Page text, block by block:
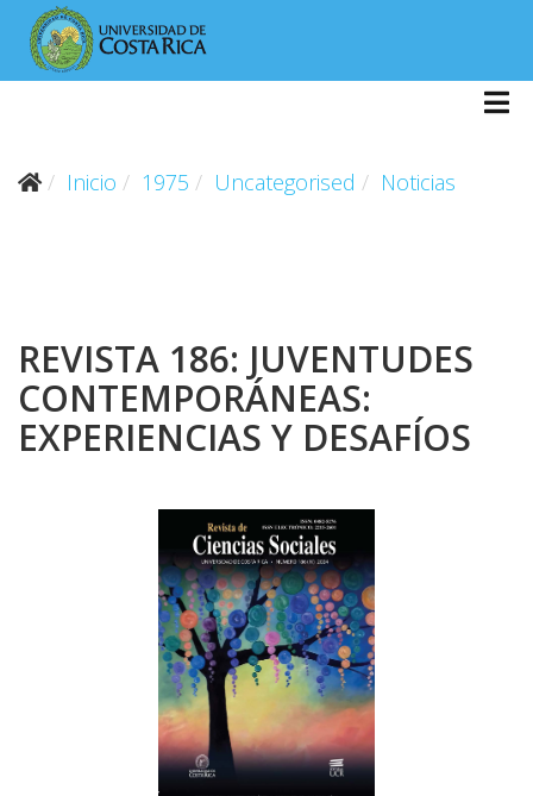
Inicio 1975 Uncategorised Noticias
REVISTA 186: JUVENTUDES
CONTEMPORÁNEAS:
EXPERIENCIAS Y DESAFÍOS